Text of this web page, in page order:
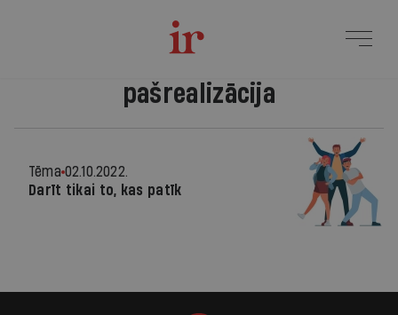
pašrealizācija
Tēma 02.10.2022.
Darīt tikai to, kas patīk